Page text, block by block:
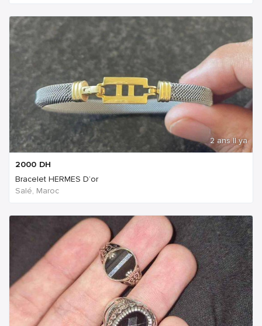
2 ans Il ya
2000 DH
Bracelet HERMES D’or
Salé, Maroc